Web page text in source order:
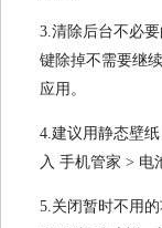
3.清除后台不必
键除掉不需要继
应用。
4.建议用静态壁
入 手机管家 > 电
5.关闭暂时不用